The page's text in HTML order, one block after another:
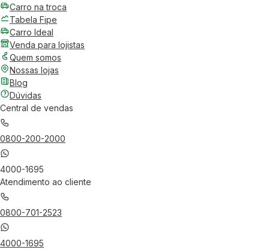
Carro na troca
Tabela Fipe
Carro Ideal
Venda para lojistas
Quem somos
Nossas lojas
Blog
Dúvidas
Central de vendas
0800-200-2000
4000-1695
Atendimento ao cliente
0800-701-2523
4000-1695